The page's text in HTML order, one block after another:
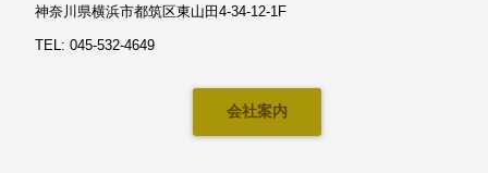
神奈川県横浜市都筑区東山田4-34-12-1F
TEL: 045-532-4649
会社案内